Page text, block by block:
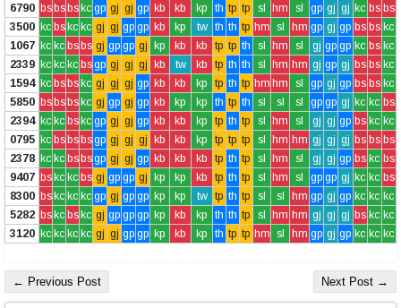
6790 bsbsbskc gp gj gj gp kb kb kp th tp tp sl hm sl gp gj gj kc bs bs
3500 kc bskc kc gj gj gp gp kb kp tw th th tp hm sl hm gp gj gp bs bs kc
1067 kc kc bsbs gj gp gp gj kp kb kb tp tp th sl hm sl gj gp gp kc bs kc
2339 kc kc kc bsgp gj gj gj kb tw kb tp th th sl hm hm gj gp gj bs bs kc
1594 kc bsbskc gj gj gj gp kb kb kp tp th tp hm hm sl gp gj gp bs bs kc
5850 bsbsbskc gj gp gj gp kb kp kp th tp th sl sl sl gp gp gj kc kc bs
2394 kc kc bskc gp gj gj gp kb kb kp tp th tp sl hm sl gj gj gp bs kc kc
0795 kc bsbsbsgp gj gj gj kb kb kp tp tp tp sl hm hm gj gj gj bs bs bs
2378 kc kc bsbsgp gj gj gp kb kb kb tp th tp sl hm sl gj gj gp bs kc bs
9407 bskc kc bs gj gp gp gj kp kp kb tp th tp sl hm sl gp gp gj kc kc bs
8300 bskc kc kc gp gj gp gp kp kp tw tp th tp sl sl hm gp gj gp kc kc kc
5282 bskc bskc gj gp gp gp kp kb kp th th tp sl hm hm gj gj gj bs kc kc
3120 kc kc kc kc gj gj gp gp kp kb kp th tp tp hm sl hm gp gj gp kc kc kc
← Previous Post Next Post →